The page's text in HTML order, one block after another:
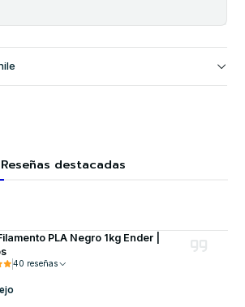
Reseñas destacadas
PLA Negro 1kg Ender |
40 reseñas